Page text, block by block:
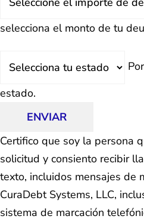
selecciona el monto de tu
estado.
ENVIAR
Certifico que soy la persona
solicitud y consiento recibir
texto, incluidos mensajes de
CuraDebt Systems, LLC,
sistema de marcación